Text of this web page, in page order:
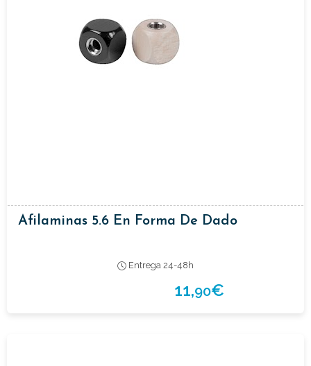
Afilaminas 5.6 En Forma De Dado
Entrega 24-48h
11,90€